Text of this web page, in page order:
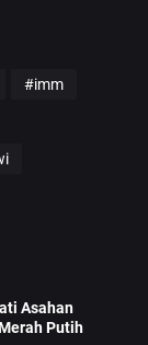
#imm
Asahan
Putih